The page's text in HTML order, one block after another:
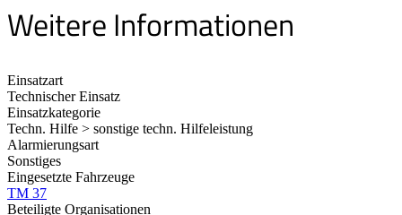
Weitere Informationen
Einsatzart
Technischer Einsatz
Einsatzkategorie
Techn. Hilfe > sonstige techn. Hilfeleistung
Alarmierungsart
Sonstiges
Eingesetzte Fahrzeuge
TM 37
Beteiligte Organisationen